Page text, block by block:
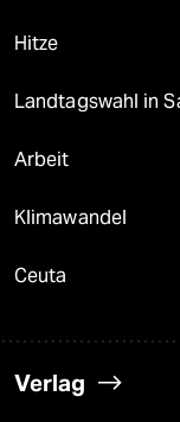
Hitze
Landtagswahl in
Arbeit
Klimawandel
Ceuta
Verlag